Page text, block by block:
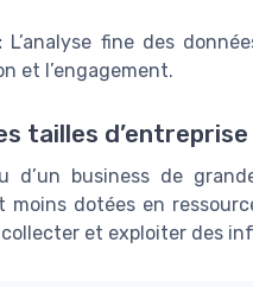
L’analyse fine des
et l’engagement.
tailles d’entreprise
d’un business de
moins dotées en
collecter et exploiter des